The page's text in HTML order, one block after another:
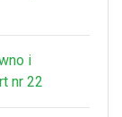
i
nr 22